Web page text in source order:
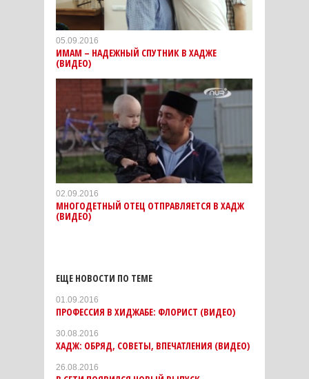
05.09.2016
ИМАМ – НАДЕЖНЫЙ СПУТНИК В ХАДЖЕ
(ВИДЕО)
02.09.2016
МНОГОДЕТНЫЙ ОТЕЦ ОТПРАВЛЯЕТСЯ В ХАДЖ
(ВИДЕО)
ЕЩЕ НОВОСТИ ПО ТЕМЕ
01.09.2016
ПРОФЕССИЯ В ХИДЖАБЕ: ФЛОРИСТ (ВИДЕО)
30.08.2016
ХАДЖ: ОБРЯД, СОВЕТЫ, ВПЕЧАТЛЕНИЯ (ВИДЕО)
26.08.2016